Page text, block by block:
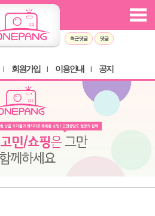
최근 댓글 댓글
회원가입 이용안내 공지